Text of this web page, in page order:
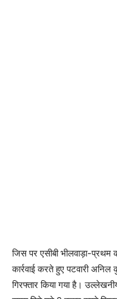
जिस पर एसीबी भीलवाड़ा-
कार्रवाई करते हुए पटवारी
गिरफ्तार किया गया है।